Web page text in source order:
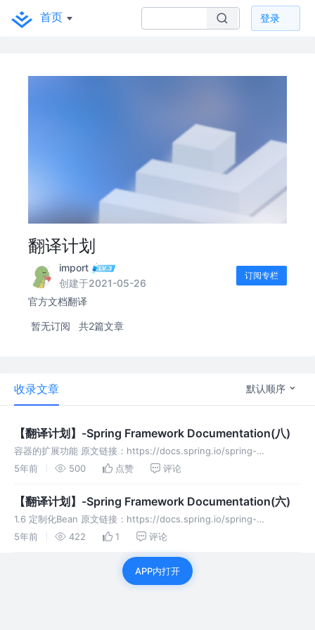
首页 登录
翻译计划
import
创建于2021-05-26
订阅专栏
官方文档翻译
暂无订阅 共2篇文章
收录文章 默认顺序
【翻译计划】-Spring Framework Documentation(八)
容器的扩展功能 原文链接：https://docs.spring.io/spring-
framework/docs/current/reference/html/core.html#beans-fac
5年前 500 点赞 评论
【翻译计划】-Spring Framework Documentation(六)
1.6 定制化Bean 原文链接：https://docs.spring.io/spring-
framework/docs/current/reference/html/core.html#bean
5年前 422 1 评论
APP内打开